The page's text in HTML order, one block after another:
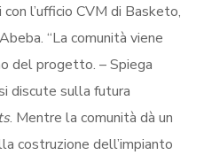
l’ufficio CVM di Basketo,
“La comunità viene
del progetto. – Spiega
discute sulla futura
. Mentre la comunità dà un
costruzione dell’impianto